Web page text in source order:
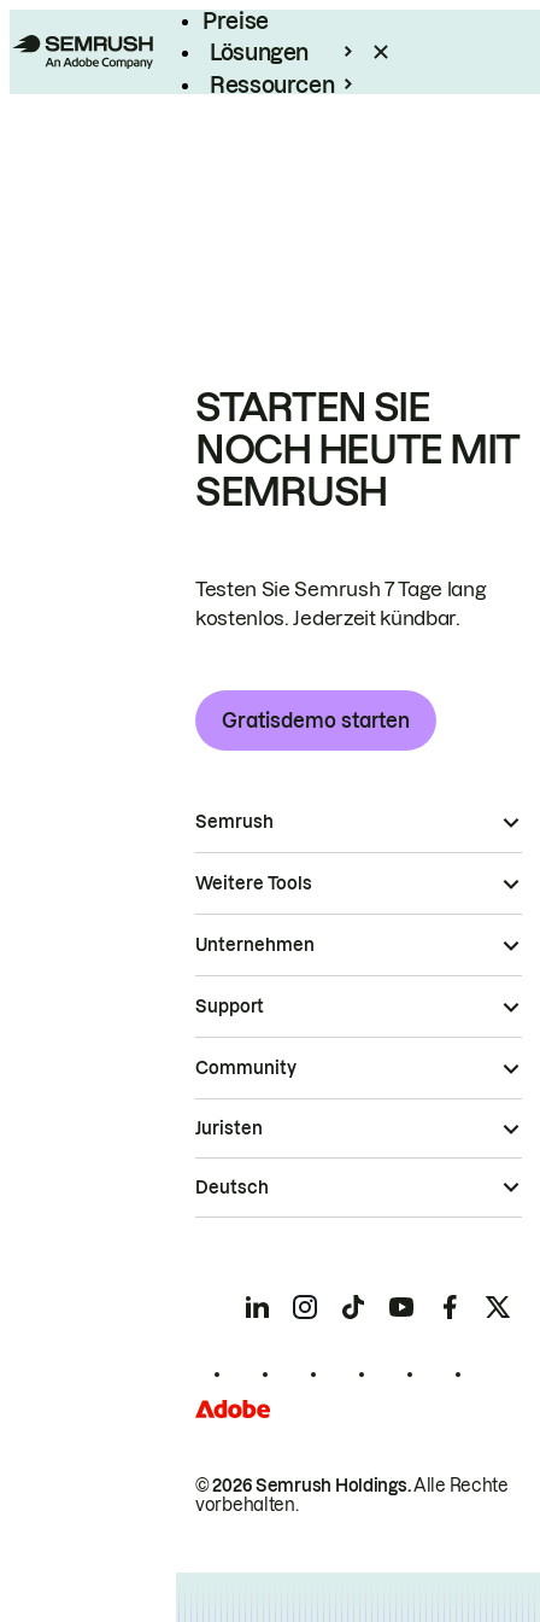
Preise
Lösungen
Ressourcen
STARTEN SIE
NOCH HEUTE MIT
SEMRUSH
Testen Sie Semrush 7 Tage lang
kostenlos. Jederzeit kündbar.
Gratisdemo starten
Semrush
Weitere Tools
Unternehmen
Support
Community
© 2026 Semrush Holdings.Alle Rechte
vorbehalten.
Juristen
Deutsch